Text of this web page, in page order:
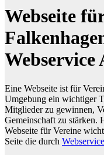
Webseite
Eine Webseite ist für
Umgebung ein wichtiger
Mitglieder zu gewinnen,
Gemeinschaft zu stärken.
Webseite für Vereine
Seite die durch